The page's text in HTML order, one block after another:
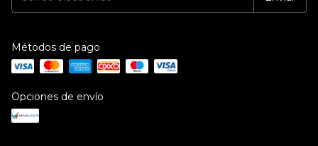
Métodos de pago
Opciones de envío